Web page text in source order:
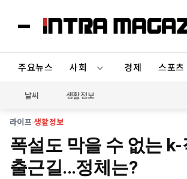
주요뉴스 사회 경제 스포츠
날씨 생활정보
라이프›생활정보
폭설도 막을 수 없는 k-
출근길...정체는?